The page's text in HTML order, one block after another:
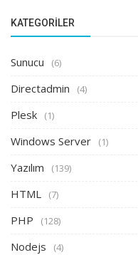
KATEGORILER
Sunucu (6)
Directadmin (4)
Plesk (1)
Windows Server (1)
Yazılım (139)
HTML (7)
PHP (128)
Nodejs (4)